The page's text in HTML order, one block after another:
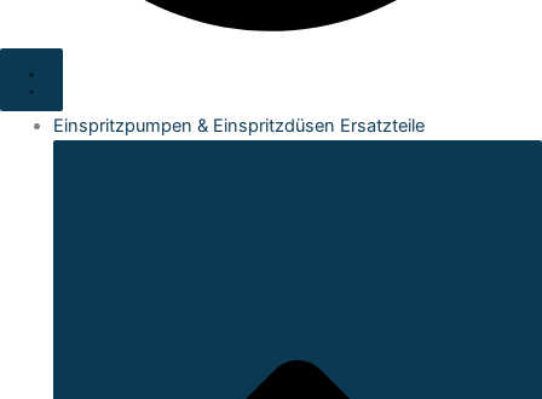
Einspritzpumpen & Einspritzdüsen Ersatzteile